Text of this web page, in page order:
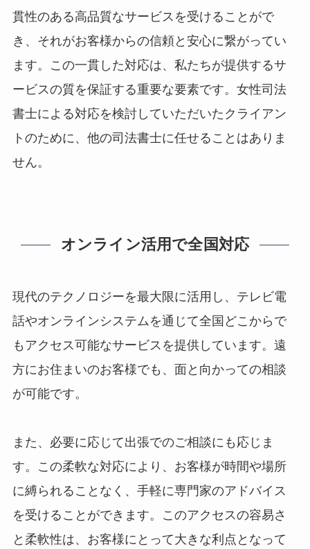
貫性のある高品質なサービスを受けることがで
き、それがお客様からの信頼と安心に繋がってい
ます。この一貫した対応は、私たちが提供するサ
ービスの質を保証する重要な要素です。女性司法
書士による対応を検討していただいたクライアン
トのために、他の司法書士に任せることはありま
せん。
オンライン活用で全国対応
現代のテクノロジーを最大限に活用し、テレビ電
話やオンラインシステムを通じて全国どこからで
もアクセス可能なサービスを提供しています。遠
方にお住まいのお客様でも、面と向かっての相談
が可能です。
また、必要に応じて出張でのご相談にも応じま
す。この柔軟な対応により、お客様が時間や場所
に縛られることなく、手軽に専門家のアドバイス
を受けることができます。このアクセスの容易さ
と柔軟性は、お客様にとって大きな利点となって